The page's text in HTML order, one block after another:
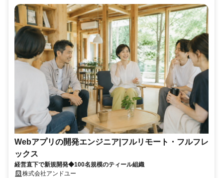
Webアプリの開発エンジニア|フルリモート・フルフレ
ックス
経営直下で新規開発◆100名規模のティール組織
株式会社アンドユー